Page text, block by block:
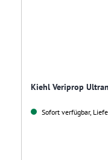
Kiehl Veriprop
Sofort verfügbar,